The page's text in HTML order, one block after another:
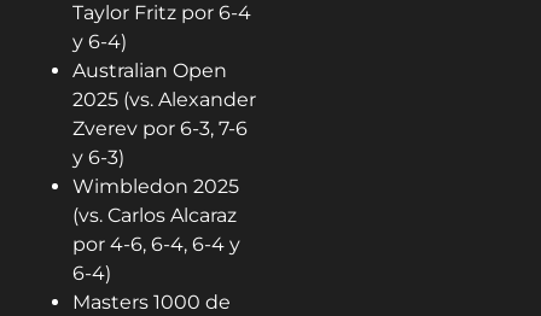
Taylor Fritz por 6-4
y 6-4)
Australian Open
2025 (vs. Alexander
Zverev por 6-3, 7-6
y 6-3)
Wimbledon 2025
(vs. Carlos Alcaraz
por 4-6, 6-4, 6-4 y
6-4)
Masters 1000 de